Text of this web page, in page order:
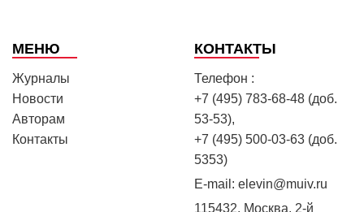
МЕНЮ
Журналы
Новости
Авторам
Контакты
КОНТАКТЫ
Телефон :
+7 (495) 783-68-48 (доб.
53-53),
+7 (495) 500-03-63 (доб.
5353)
E-mail: elevin@muiv.ru
115432, Москва, 2-й